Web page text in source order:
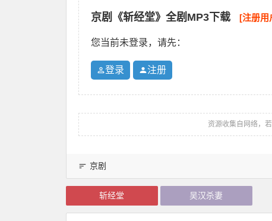
京剧《斩经堂》全剧MP3下载 [注册用
您当前未登录，请先：
登录 注册
资源收集自网络，
京剧
斩经堂 吴汉杀妻